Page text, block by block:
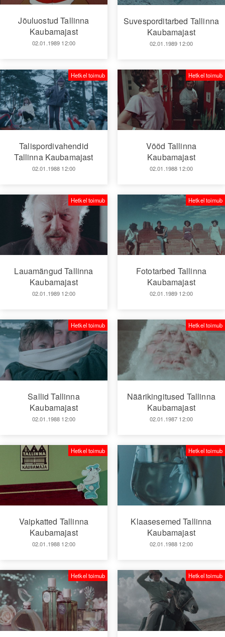
Jõuluostud Tallinna
Kaubamajast
02.01.1989 12:00
Suvesporditarbed Tallinna
Kaubamajast
02.01.1989 12:00
Talispordivahendid
Tallinna Kaubamajast
02.01.1988 12:00
Hetkel toimub
Vööd Tallinna
Kaubamajast
02.01.1988 12:00
Hetkel toimub
Lauamängud Tallinna
Kaubamajast
02.01.1989 12:00
Hetkel toimub
Fototarbed Tallinna
Kaubamajast
02.01.1989 12:00
Hetkel toimub
Sallid Tallinna
Kaubamajast
02.01.1988 12:00
Hetkel toimub
Näärikingitused Tallinna
Kaubamajast
02.01.1987 12:00
Hetkel toimub
Vaipkatted Tallinna
Kaubamajast
02.01.1988 12:00
Hetkel toimub
Klaasesemed Tallinna
Kaubamajast
02.01.1988 12:00
Hetkel toimub
Hetkel toimub Hetkel toimub